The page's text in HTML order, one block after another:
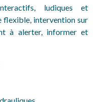
ludiques et
flexible, intervention sur
à alerter, informer et